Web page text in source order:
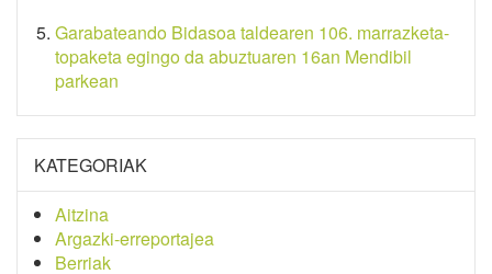
Garabateando Bidasoa taldearen 106. marrazketa-
topaketa egingo da abuztuaren 16an Mendibil
parkean
KATEGORIAK
Aitzina
Argazki-erreportajea
Berriak